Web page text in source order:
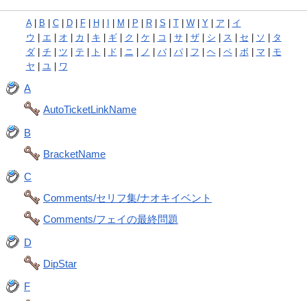
A| B C| D| F| H M P R| S T| W| Y| ア
イ
ウ
エ オ カ キ ギ| ク ケ コ サ| ザ| シ ス セ ソ
タ
ダ| チ ツ テ ト ド ニ ノ バ| パ| フ ヘ| ペ| ボ| マ
モ
ヤ
ユ| ワ
A
AutoTicketLinkName
B
BracketName
C
Comments/セリフ集/ナオキイベント
Comments/フェイの最終問題
D
DipStar
F